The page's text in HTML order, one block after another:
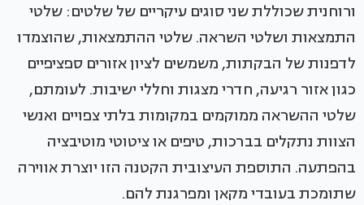
ורוחנית שכוללת שני סוגים עיקריים של שלטים: שלטי
התמצאות ושלטי השראה. שלטי ההתמצאות, שהוצמדו
לדפנות של הבקתות, משמשים לציון אזורים ספציפיים
כגון אזור רגיעה, חדרי מצגות וחללי ישיבות. לעומתם,
שלטי ההשראה ממוקמים במקומות בלתי צפויים ואנשי
הצוות נתקלים בברכות, טיפים או ציטוטי מוטיבציה
בהפתעה. התוספת העיצובית הקטנה הזו יוצרת אווירה
שתומכת בעובדי מקאן ומפרגנת להם.